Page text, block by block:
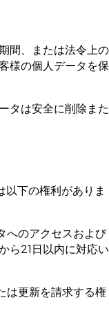
間、または法令上の
様の個人データを保
タは安全に削除また
以下の権利がありま
へのアクセスおよび
ら21日以内に対応い
は更新を請求する権